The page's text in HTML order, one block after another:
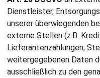
Dienstleister,
unserer überwiegenden
externe Stellen (z.B.
Lieferantenzahlungen,
weitergegebenen Daten
ausschließlich zu den